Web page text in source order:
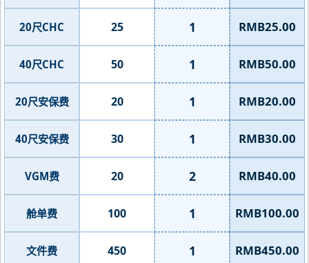
20尺CHC 25 1 RMB25.00
40尺CHC 50 1 RMB50.00
20尺安保费 20 1 RMB20.00
40尺安保费 30 1 RMB30.00
VGM费 20 2 RMB40.00
舱单费 100 1 RMB100.00
文件费 450 1 RMB450.00